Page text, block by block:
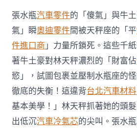
張水瓶汽車零件的「傻氣」與牛
氣」瞬奧迪零件間被天秤座的「平
件進口商」力量所鎖死。這些千
著牛土豪對林天秤濃烈的「財富佔
慾」，試圖包裹並壓制水瓶座的
徹底的失衡！這違背台北汽車材料
基本美學！」林天秤抓著她的頭
出低沉汽車冷氣芯的尖叫。張水